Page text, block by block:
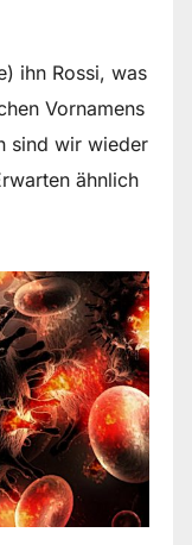
ihn Rossi, was
Vornamens
sind wir wieder
ähnlich